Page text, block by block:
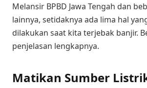
Melansir BPBD Jawa Tengah dan
lainnya, setidaknya ada lima hal
dilakukan saat kita terjebak banjir.
penjelasan lengkapnya.
Matikan Sumber